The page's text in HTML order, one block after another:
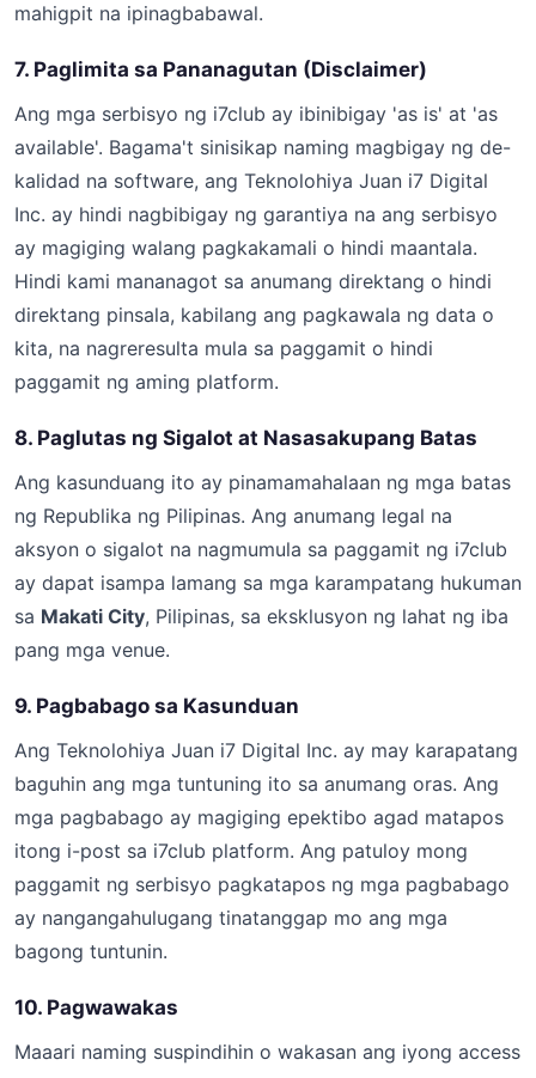
mahigpit na ipinagbabawal.
7. Paglimita sa Pananagutan (Disclaimer)
Ang mga serbisyo ng i7club ay ibinibigay 'as is' at 'as
available'. Bagama't sinisikap naming magbigay ng de-
kalidad na software, ang Teknolohiya Juan i7 Digital
Inc. ay hindi nagbibigay ng garantiya na ang serbisyo
ay magiging walang pagkakamali o hindi maantala.
Hindi kami mananagot sa anumang direktang o hindi
direktang pinsala, kabilang ang pagkawala ng data o
kita, na nagreresulta mula sa paggamit o hindi
paggamit ng aming platform.
8. Paglutas ng Sigalot at Nasasakupang Batas
Ang kasunduang ito ay pinamamahalaan ng mga batas
ng Republika ng Pilipinas. Ang anumang legal na
aksyon o sigalot na nagmumula sa paggamit ng i7club
ay dapat isampa lamang sa mga karampatang hukuman
sa Makati City, Pilipinas, sa eksklusyon ng lahat ng iba
pang mga venue.
9. Pagbabago sa Kasunduan
Ang Teknolohiya Juan i7 Digital Inc. ay may karapatang
baguhin ang mga tuntuning ito sa anumang oras. Ang
mga pagbabago ay magiging epektibo agad matapos
itong i-post sa i7club platform. Ang patuloy mong
paggamit ng serbisyo pagkatapos ng mga pagbabago
ay nangangahulugang tinatanggap mo ang mga
bagong tuntunin.
10. Pagwawakas
Maaari naming suspindihin o wakasan ang iyong access